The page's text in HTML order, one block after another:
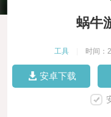
蜗牛
工具 时间：
安卓下载